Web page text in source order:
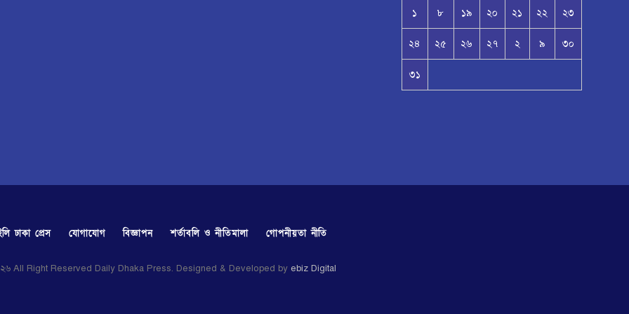
১ ৮ ১৯ ২০ ২১ ২২ ২৩
২৪ ২৫ ২৬ ২৭ ২ ৯ ৩০
৩১
ঢাকা প্রেস যোগাযোগ বিজ্ঞাপন শর্তাবলি ও নীতিমালা গোপনীয়তা নীতি
All Right Reserved Daily Dhaka Press. Designed & Developed by ebiz Digital